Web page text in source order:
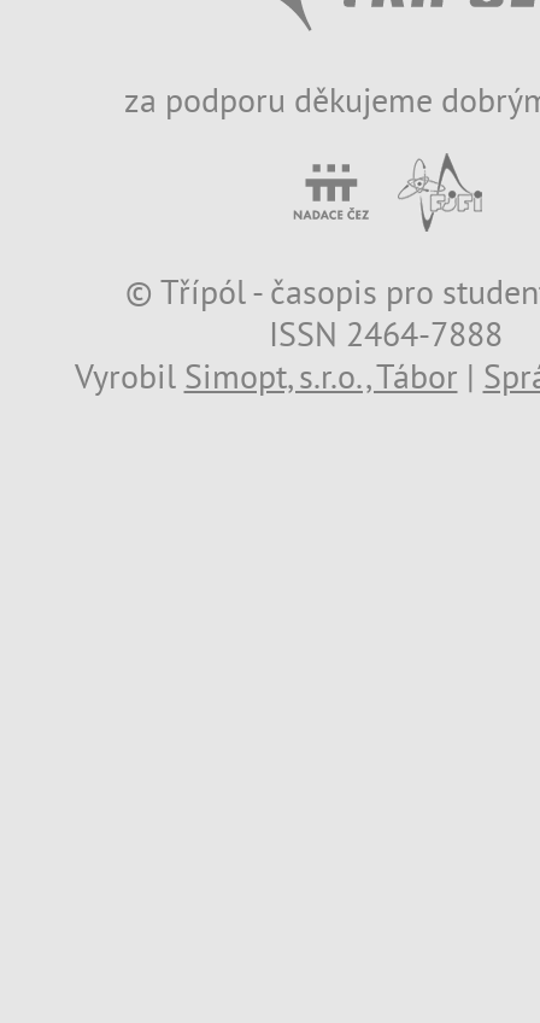
za podporu děkujeme
© Třípól - časopis pro
ISSN 2464-7888
Vyrobil Simopt, s.r.o., Tábor |